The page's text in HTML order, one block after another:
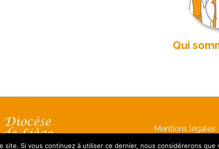
Qui
Mentions légales
Si vous continuez à utiliser ce dernier, nous considérerons